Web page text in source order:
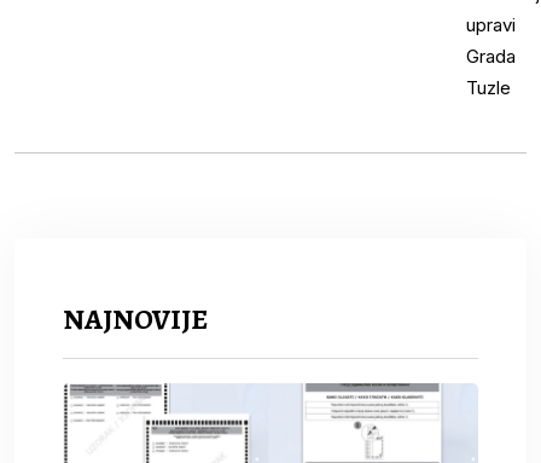
NAJNOVIJE